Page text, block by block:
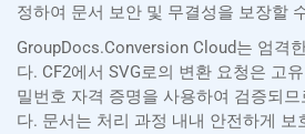
정하여 문서 보안 및 무결성을 보장할
GroupDocs.Conversion Cloud는 엄격
다. CF2에서 SVG로의 변환 요청은 고
밀번호 자격 증명을 사용하여 검증되
다. 문서는 처리 과정 내내 안전하게 보